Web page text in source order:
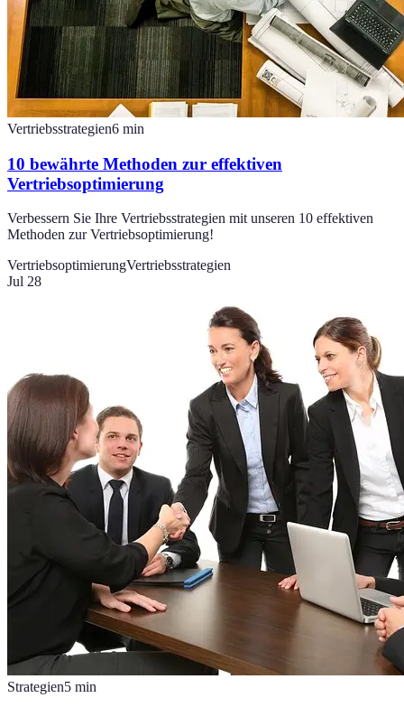
Vertriebsstrategien6 min
10 bewährte Methoden zur effektiven
Vertriebsoptimierung
Verbessern Sie Ihre Vertriebsstrategien mit unseren 10 effektiven
Methoden zur Vertriebsoptimierung!
VertriebsoptimierungVertriebsstrategien
Jul 28
Strategien5 min